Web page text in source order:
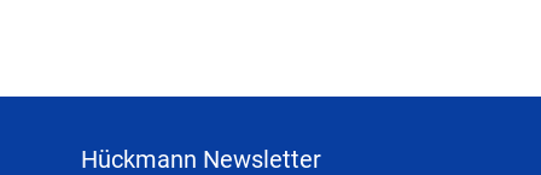
Hückmann Newsletter